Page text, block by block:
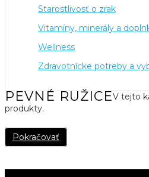
Starostlivosť o zrak
Vitamíny, minerály a
Wellness
Zdravotnícke potreby a
PEVNÉ RUŽICEV tejto
produkty.
Pokračovať